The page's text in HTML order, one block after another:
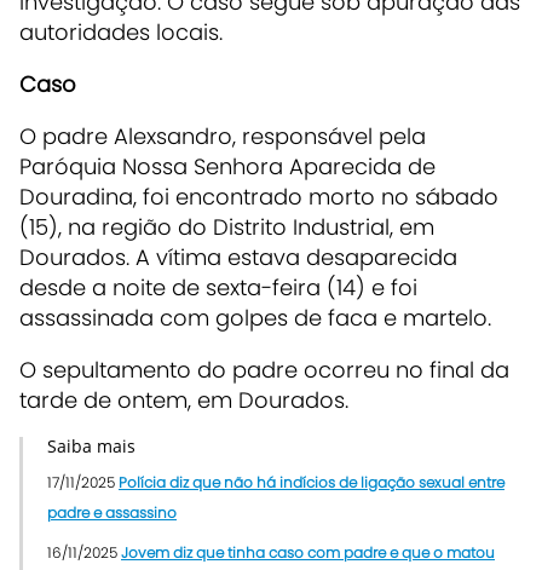
autoridades locais.
Caso
O padre Alexsandro, responsável pela
Paróquia Nossa Senhora Aparecida de
Douradina, foi encontrado morto no sábado
(15), na região do Distrito Industrial, em
Dourados. A vítima estava desaparecida
desde a noite de sexta-feira (14) e foi
assassinada com golpes de faca e martelo.
O sepultamento do padre ocorreu no final da
tarde de ontem, em Dourados.
Saiba mais
17/11/2025 Polícia diz que não há indícios de ligação sexual entre
padre e assassino
16/11/2025Jovem diz que tinha caso com padre e que o matou